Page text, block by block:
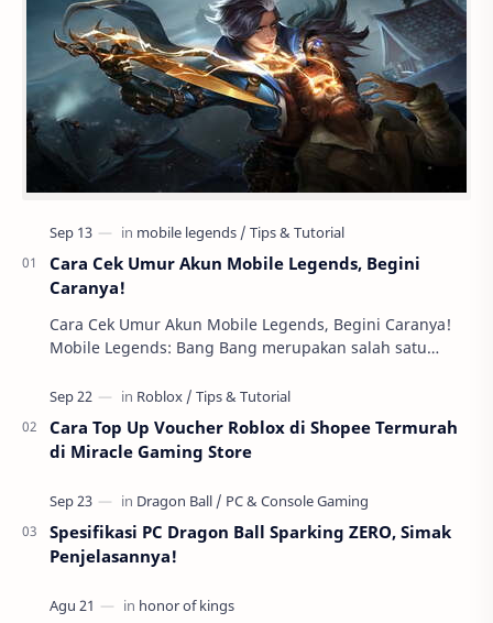
Cara Cek Umur Akun Mobile Legends, Begini
Caranya!
Cara Cek Umur Akun Mobile Legends, Begini Caranya!
Mobile Legends: Bang Bang merupakan salah satu
Cara Top Up Voucher Roblox di Shopee Termurah
di Miracle Gaming Store
Spesifikasi PC Dragon Ball Sparking ZERO, Simak
Penjelasannya!